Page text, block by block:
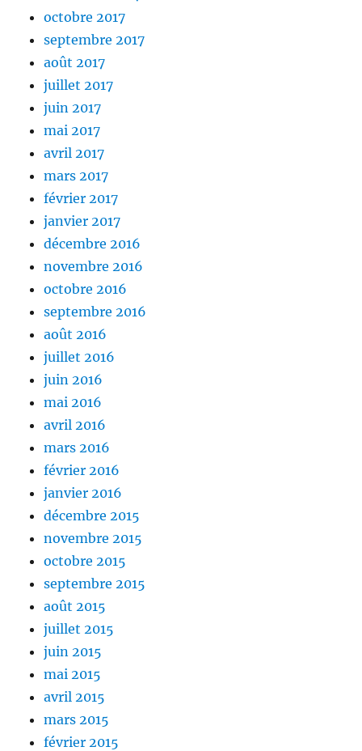
octobre 2017
septembre 2017
août 2017
juillet 2017
juin 2017
mai 2017
avril 2017
mars 2017
février 2017
janvier 2017
décembre 2016
novembre 2016
octobre 2016
septembre 2016
août 2016
juillet 2016
juin 2016
mai 2016
avril 2016
mars 2016
février 2016
janvier 2016
décembre 2015
novembre 2015
octobre 2015
septembre 2015
août 2015
juillet 2015
juin 2015
mai 2015
avril 2015
mars 2015
février 2015